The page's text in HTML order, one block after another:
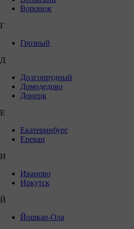
Воронеж
Г
Грозный
Д
Долгопрудный
Домодедово
Донецк
Е
Екатеринбург
Ереван
И
Иваново
Иркутск
Й
Йошкар-Ола